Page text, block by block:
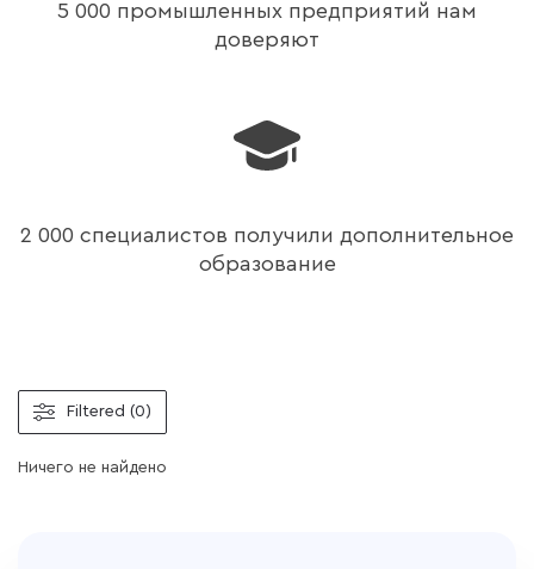
5 000 промышленных предприятий нам
доверяют
2 000 специалистов получили дополнительное
образование
Filtered (0)
Ничего не найдено